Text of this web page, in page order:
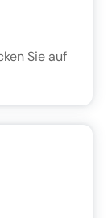
Sie auf